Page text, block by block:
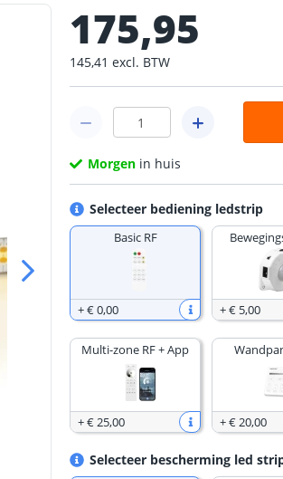
175,95
145,41 excl. BTW
Morgen in huis
Selecteer bediening ledstrip
Basic RF
+€ 0,00 +€ 5,00
Multi-zone RF + App
+€ 25,00 +€ 20,00
Selecteer bescherming led